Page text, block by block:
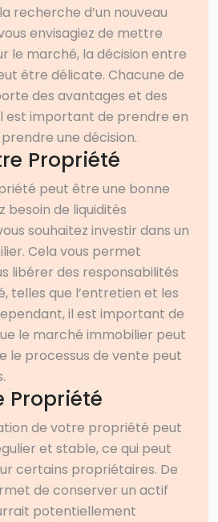
recherche d’un nouveau
envisagiez de mettre
le marché, la décision entre
être délicate. Chacune de
des avantages et des
est important de prendre en
une décision.
Propriété
peut être une bonne
besoin de liquidités
souhaitez investir dans un
Cela vous permet
libérer des responsabilités
telles que l’entretien et les
il est important de
le marché immobilier peut
le processus de vente peut
Propriété
de votre propriété peut
et stable, ce qui peut
certains propriétaires. De
de conserver un actif
potentiellement